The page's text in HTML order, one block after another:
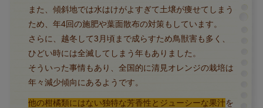
また、傾斜地では水はけがよすぎて土壌が痩せてしまう
ため、年4回の施肥や葉面散布の対策もしています。
さらに、越冬して3月頃まで成らすため鳥獣害も多く、
ひどい時には全滅してしまう年もありました。
そういった事情もあり、全国的に清見オレンジの栽培は
年々減少傾向にあるようです。
他の柑橘類にはない独特な芳香性とジューシーな果汁を